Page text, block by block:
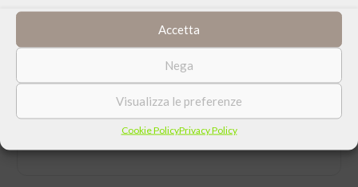
Accetta
Nega
Visualizza le preferenze
Cookie PolicyPrivacy Policy